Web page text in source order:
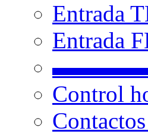
Entrada
Entrada
Control